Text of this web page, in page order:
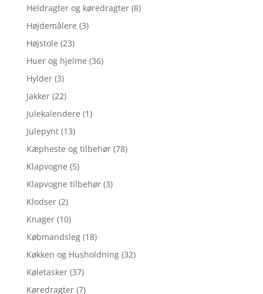
Heldragter og køredragter (8)
Højdemålere (3)
Højstole (23)
Huer og hjelme (36)
Hylder (3)
Jakker (22)
Julekalendere (1)
Julepynt (13)
Kæpheste og tilbehør (78)
Klapvogne (5)
Klapvogne tilbehør (3)
Klodser (2)
Knager (10)
Købmandsleg (18)
Køkken og Husholdning (32)
Køletasker (37)
Køredragter (7)